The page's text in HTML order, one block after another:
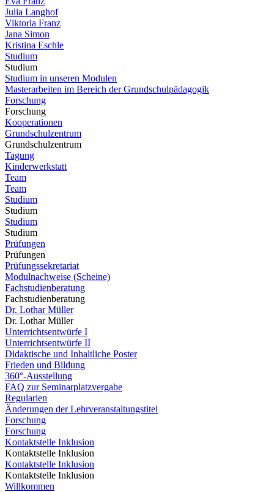
Julia Langhof
Viktoria Franz
Jana Simon
Kristina Eschle
Studium
Studium
Studium in unseren Modulen
Masterarbeiten im Bereich der Grundschulpädagogik
Forschung
Forschung
Kooperationen
Grundschulzentrum
Grundschulzentrum
Tagung
Kinderwerkstatt
Team
Team
Studium
Studium
Studium
Studium
Prüfungen
Prüfungen
Prüfungssekretariat
Modulnachweise (Scheine)
Fachstudienberatung
Fachstudienberatung
Dr. Lothar Müller
Dr. Lothar Müller
Unterrichtsentwürfe I
Unterrichtsentwürfe II
Didaktische und Inhaltliche Poster
Frieden und Bildung
360°-Ausstellung
FAQ zur Seminarplatzvergabe
Regularien
Änderungen der Lehrveranstaltungstitel
Forschung
Forschung
Kontaktstelle Inklusion
Kontaktstelle Inklusion
Kontaktstelle Inklusion
Kontaktstelle Inklusion
Willkommen